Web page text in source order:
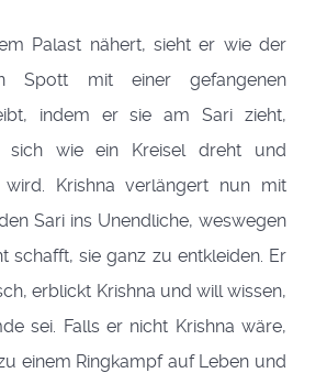
Palast nähert, sieht er wie der
Spott mit einer gefangenen
indem er sie am Sari zieht,
sich wie ein Kreisel dreht und
wird. Krishna verlängert nun mit
Sari ins Unendliche, weswegen
schafft, sie ganz zu entkleiden. Er
erblickt Krishna und will wissen,
sei. Falls er nicht Krishna wäre,
einem Ringkampf auf Leben und